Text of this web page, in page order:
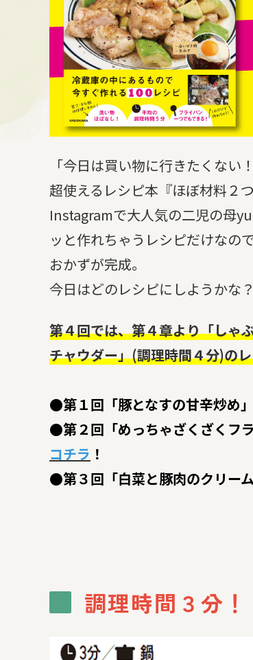
「今日は買い物に行きたくな
超使えるレシピ本『ほぼ材料２
Instagramで大人気の二児の母
ッと作れちゃうレシピだけなの
おかずが完成。
今日はどのレシピにしようかな？
第４回では、第４章より「しゃ
チャウダー」(調理時間４分)の
●第１回「豚となすの甘辛炒め
●第２回「めっちゃざくざくフ
コチラ ！
●第３回「白菜と豚肉のクリー
調理時間３分